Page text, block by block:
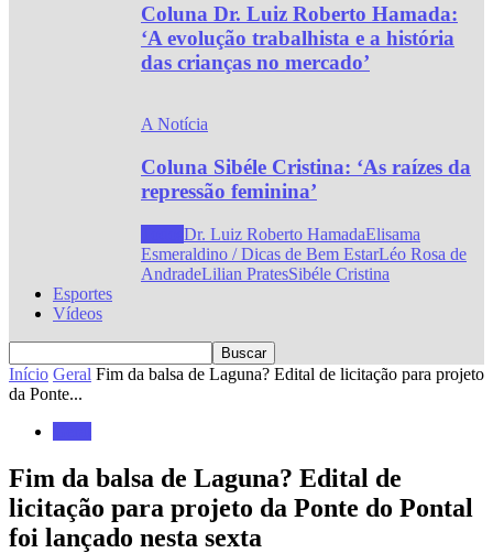
Coluna Dr. Luiz Roberto Hamada:
‘A evolução trabalhista e a história
das crianças no mercado’
A Notícia
Coluna Sibéle Cristina: ‘As raízes da
repressão feminina’
Dr. Luiz Roberto HamadaElisama
Esmeraldino / Dicas de Bem EstarLéo Rosa de
AndradeLilian PratesSibéle Cristina
Esportes
Vídeos
Início Geral Fim da balsa de Laguna? Edital de licitação para projeto
da Ponte...
Fim da balsa de Laguna? Edital de
licitação para projeto da Ponte do Pontal
foi lançado nesta sexta